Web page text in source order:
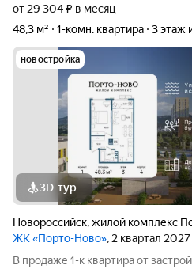
от 29 304 ₽ в месяц
48,3 м²
1-комн. квартира 3 этаж
новостройка
3D-тур
Новороссийск,жилой комплекс
ЖК «Порто-Ново», 2 квартал 2027
В продаже 1-к квартира от